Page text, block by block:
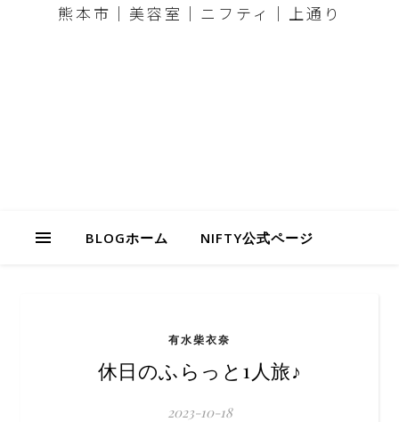
熊本市｜美容室｜ニフティ｜上通り
BLOGホーム NIFTY公式ページ
有水柴衣奈
休日のふらっと1人旅♪
2023-10-18